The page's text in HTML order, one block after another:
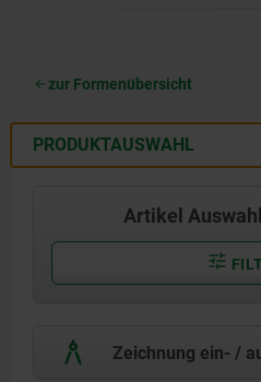
zur Formenübersicht
PRODUKTAUSWAHL
Artikel
Zeichnung ein- /